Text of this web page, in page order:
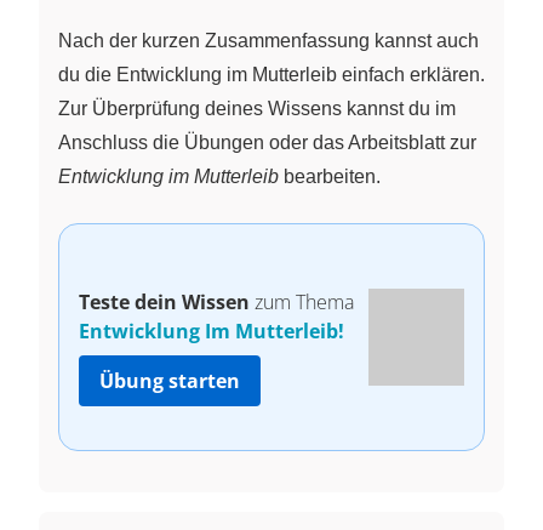
Nach der kurzen Zusammenfassung kannst auch
du die Entwicklung im Mutterleib einfach erklären.
Zur Überprüfung deines Wissens kannst du im
Anschluss die Übungen oder das Arbeitsblatt zur
Entwicklung im Mutterleib bearbeiten.
Teste dein Wissen zum Thema
Entwicklung Im Mutterleib!
Übung starten